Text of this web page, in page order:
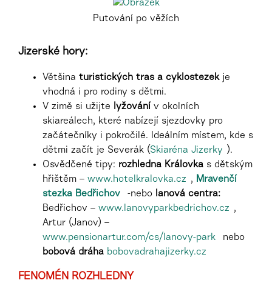
Putování po věžích
Jizerské hory:
Většina turistických tras a cyklostezekje
vhodná i pro rodiny s dětmi.
V zimě si užijte
lyžování v okolních
skiareálech, které nabízejí sjezdovky pro
začátečníky i pokročilé. Ideálním místem, kde s
dětmi začít je Severák (Skiaréna Jizerky ).
Osvědčené tipy: rozhledna Královka s dětským
hřištěm – www.hotelkralovka.cz , Mravenčí
stezka Bedřichov
-nebo lanová centra:
Bedřichov – www.lanovyparkbedrichov.cz ,
Artur (Janov) –
www.pensionartur.com/cs/lanovy-park
nebo
bobová dráha bobovadrahajizerky.cz
FENOMÉN ROZHLEDNY